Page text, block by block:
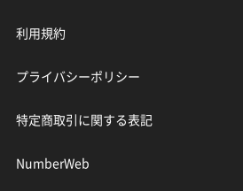
利用規約
プライバシーポリシー
特定商取引に関する表記
NumberWeb